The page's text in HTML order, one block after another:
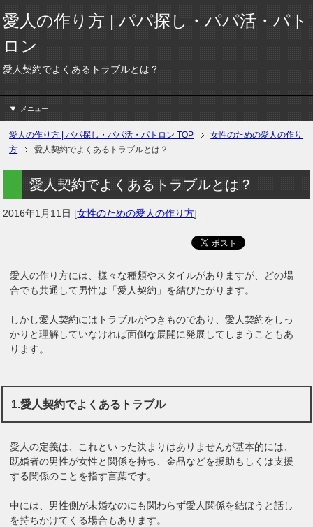
愛人の作り方 | パパ探し・パパ活・パト
ロン
愛人契約でよくあるトラブルとは？
メニュー
愛人の作り方 | パパ探し・パパ活・パトロン TOP
女性のための愛人の作り
方
愛人契約でよくあるトラブルとは？
愛人契約でよくあるトラブルとは？
2016年1月11日 [女性のための愛人の作り方]
愛人の作り方には、様々な種類やスタイルがありますが、どの場
合でも共通して男性は「愛人契約」を結びたがります。
しかし愛人契約にはトラブルがつきものであり、愛人契約をしっ
かりと理解していなければ面倒な展開に発展してしまうこともあ
ります。
1.愛人契約でよくあるトラブル
愛人の定義は、これといった決まりはありませんが基本的には、
既婚者の男性が女性と関係を持ち、金品などを援助もしくは支援
する関係のことを指す言葉です。
中には、男性側が未婚なのにも関わらず愛人関係を結ぼうと話し
を持ちかけてくる場合もあります。